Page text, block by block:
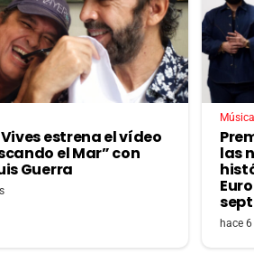
estrena el vídeo
el Mar” con
Guerra
Música
las
hace